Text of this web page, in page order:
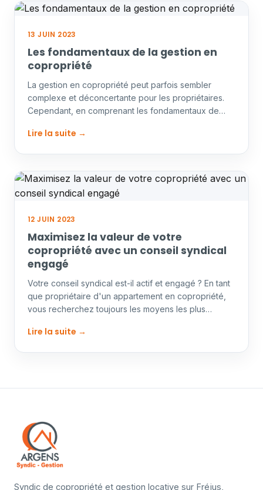
13 JUIN 2023
Les fondamentaux de la gestion en
copropriété
La gestion en copropriété peut parfois sembler
complexe et déconcertante pour les propriétaires.
Cependant, en comprenant les fondamentaux de
Lire la suite →
12 JUIN 2023
Maximisez la valeur de votre
copropriété avec un conseil syndical
engagé
Votre conseil syndical est-il actif et engagé ? En tant
que propriétaire d'un appartement en copropriété,
vous recherchez toujours les moyens les plus…
Lire la suite →
Syndic de copropriété et gestion locative sur Fréjus,